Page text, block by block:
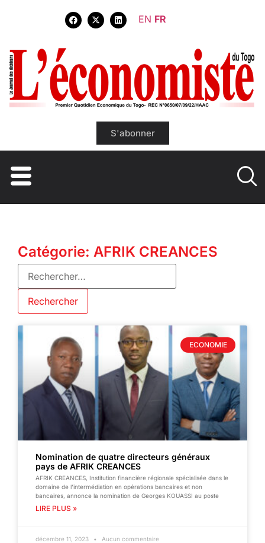
EN FR
S'abonner
Catégorie: AFRIK CREANCES
ECONOMIE
Nomination de quatre directeurs généraux
pays de AFRIK CREANCES
AFRIK CREANCES, Institution financière régionale spécialisée dans le
domaine de l’intermédiation en opérations bancaires et non
bancaires, annonce la nomination de Georges KOUASSI au poste
LIRE PLUS »
décembre 11, 2023 Aucun commentaire